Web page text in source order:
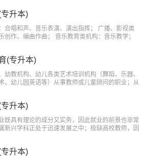
升本)
合唱和声、音乐表演、演出指挥； 广播、影视类
创作、编曲作曲； 音乐教育类机构：音乐教学；
(专升本)
幼教机构、幼儿各类艺术培训机构（舞蹈、乐器、
、幼儿园英语等）从事教师或儿童顾问的职业；从
报社、杂志社、电台电视台等媒体工作任职儿童专
编人员、传媒策划与制作等；在幼儿园、青少年活
所从事幼儿心理指导工作等。
升本)
既具有理论的成分又实务，因此就业的前景也非常
新兴学科正处于迅速发展之中；极缺高校教师，因
、记者等工作。
升本)